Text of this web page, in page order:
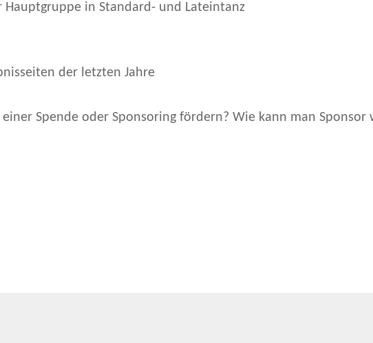
Hauptgruppe in Standard- und Lateintanz
der letzten Jahre
Spende oder Sponsoring fördern? Wie kann man Sponsor